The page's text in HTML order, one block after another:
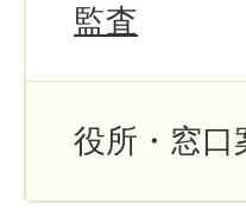
監査
役所・窓口